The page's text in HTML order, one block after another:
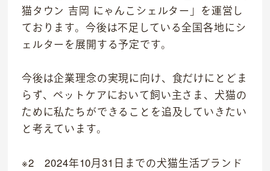
猫タウン 吉岡 にゃんこシェルター」を運営し
ております。今後は不足している全国各地にシ
ェルターを展開する予定です。
今後は企業理念の実現に向け、食だけにとどま
らず、ペットケアにおいて飼い主さま、犬猫の
ために私たちができることを追及していきたい
と考えています。
※2 2024年10月31日までの犬猫生活ブランド